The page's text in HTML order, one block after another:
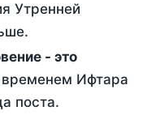
Утренней
Ифтара
поста.